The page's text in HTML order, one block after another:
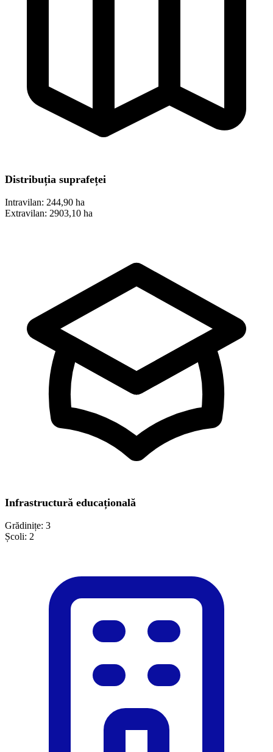
Distribuția suprafeței
Intravilan: 244,90 ha
Extravilan: 2903,10 ha
Infrastructură educațională
Grădinițe: 3
Școli: 2